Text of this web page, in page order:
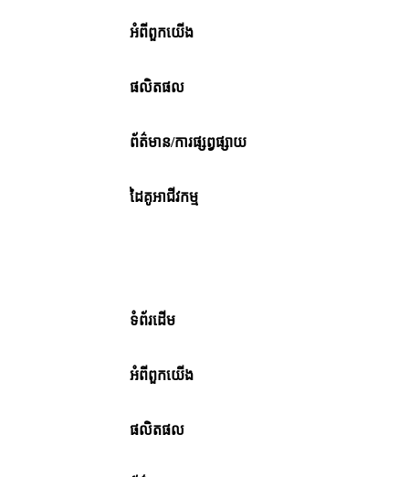
អំពីពួកយើង
ផលិតផល
ព័ត៌មាន/ការផ្សព្វផ្សាយ
ដៃគូអាជីវកម្ម
ទំព័រដើម
អំពីពួកយើង
ផលិតផល